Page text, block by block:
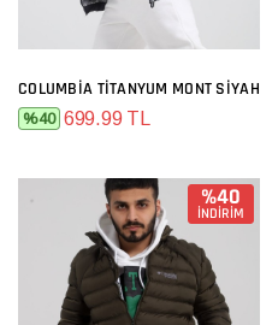
COLUMBIA TITANYUM MONT SIYAH
%40 699.99 TL
%40
İNDİRİM